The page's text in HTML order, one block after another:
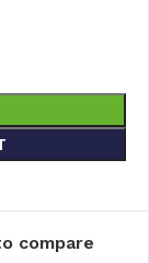
compare